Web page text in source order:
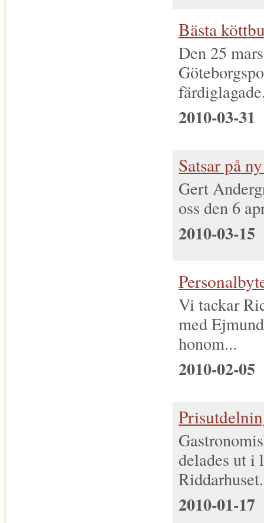
Bästa
Den 25
2010-03-31
Satsar på
Gert
oss den 6
2010-03-15
Vi tackar
med
honom...
2010-02-05
delades ut i
2010-01-17